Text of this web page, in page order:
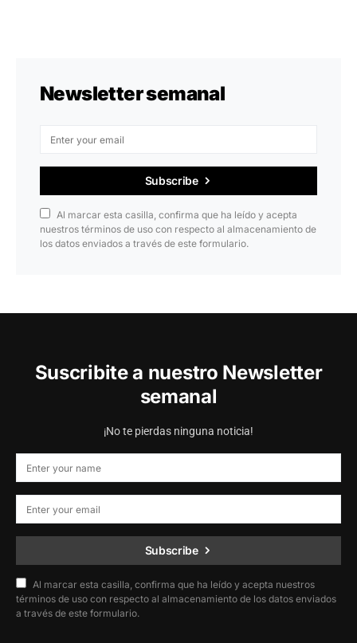
Newsletter semanal
Subscribe
Al marcar esta casilla, confirma que ha leído y acepta
nuestros términos de uso con respecto al almacenamiento de
los datos enviados a través de este formulario.
Suscribite a nuestro Newsletter
semanal
¡No te pierdas ninguna noticia!
Subscribe
Al marcar esta casilla, confirma que ha leído y acepta nuestros
términos de uso con respecto al almacenamiento de los datos enviados
a través de este formulario.